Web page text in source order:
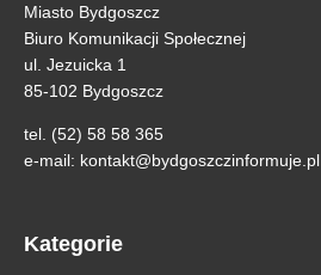
Miasto Bydgoszcz
Biuro Komunikacji Społecznej
ul. Jezuicka 1
85-102 Bydgoszcz
tel. (52) 58 58 365
e-mail: kontakt@bydgoszczinformuje.pl
Kategorie